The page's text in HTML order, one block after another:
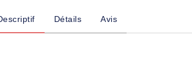
Détails Avis